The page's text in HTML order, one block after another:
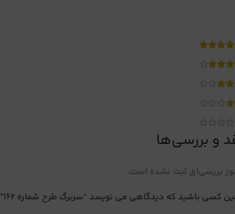
و بررسی‌ها
بررسی‌ای ثبت نشده است.
کسی باشید که دیدگاهی می نویسد “سربرگ طرح شماره 162”